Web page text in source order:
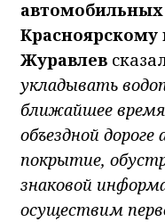
Журавлев
укладывать
ближайшее
объездной
покрытие,
знаковой
осуществим